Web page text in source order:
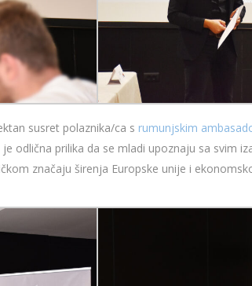
susret polaznika/ca s rumunjskim
odlična prilika da se mladi upoznaju sa svim
značaju širenja Europske unije i